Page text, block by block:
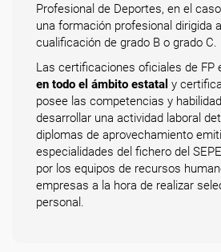
Profesional de Deportes, en el
una formación profesional dirigida
cualificación de grado B o grado C.
Las certificaciones oficiales de FP
en todo el ámbito estatal y
posee las competencias y
desarrollar una actividad laboral
diplomas de aprovechamiento
especialidades del fichero del
por los equipos de recursos
empresas a la hora de realizar
personal.